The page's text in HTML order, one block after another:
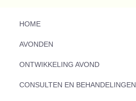
HOME
AVONDEN
ONTWIKKELING AVOND
CONSULTEN EN BEHANDELINGEN